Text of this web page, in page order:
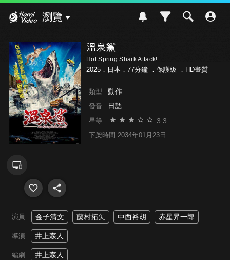
瀏覽
溫泉鯊
Hot Spring Shark Attack!
2025．日本．77分鐘 ． 保護級 ．HD畫質
類型 動作
發音 日語
星等 3.3
下架時間 2034年01月23日
演員 金子清文 藤村拓矢 中西裕胡 赤星昇一郎
導演 井上森人
編劇 井上森人